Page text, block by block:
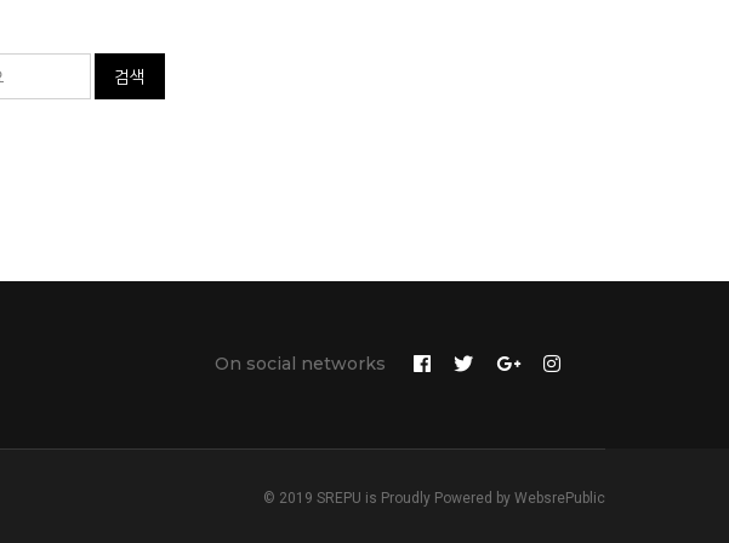
On social networks
© 2019 SREPU is Proudly Powered by WebsrePublic